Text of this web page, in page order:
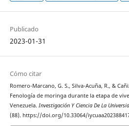
Publicado
2023-01-31
Cómo citar
Romero-Marcano, G. S., Silva-Acuña, R., &
Fenología de moringa durante la etapa de
Venezuela. Investigación Y Ciencia De La
(88). https://doi.org/10.33064/